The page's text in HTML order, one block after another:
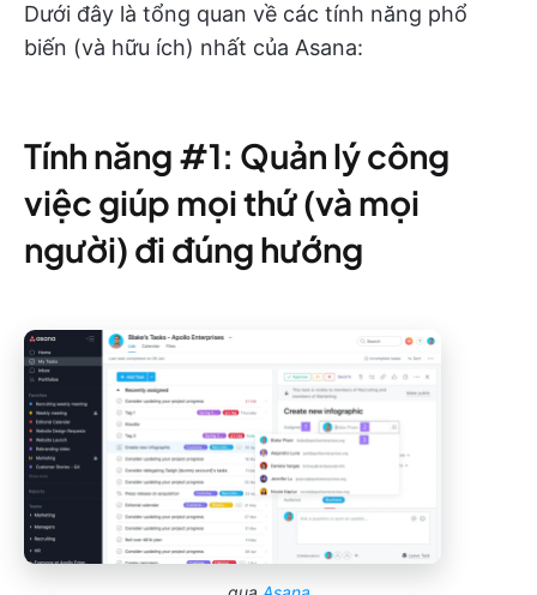
Dưới đây là tổng quan về các tính năng phổ
biến (và hữu ích) nhất của Asana:
Tính năng #1: Quản lý công
việc giúp mọi thứ (và mọi
người) đi đúng hướng